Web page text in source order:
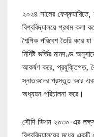
২০২৪ সালের ফেব্রুয়ারিতে,
বিশ্ববিদ্যালয়ে প্রথম কলা
শৈল্পিক পরিবেশ তৈরি করে
নির্দিষ্ট ভর্তির মানদণ্ড
আকর্ষণ করে, প্রযুক্তিগত,
স্নাতকদের প্রস্তুত করে এবং
অধ্যয়ন পরিচালনা করে।
সৌদি ভিশন ২০৩০-এর